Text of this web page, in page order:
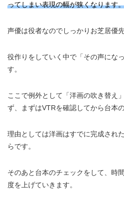
ってしまい表現の幅が狭くなります
声優は役者なのでしっかりお芝居優
役作りをしていく中で「その声にな
す。
ここで例外として「洋画の吹き替え
ず、まずはVTRを確認してから台本
理由としては洋画はすでに完成され
らです。
そのあと台本のチェックをして、時
度を上げていきます。